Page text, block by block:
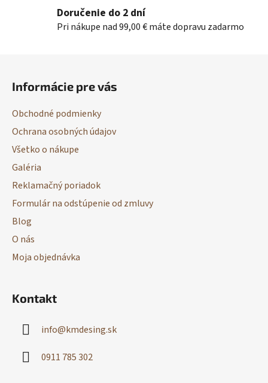
u
Doručenie do 2 dní
Pri nákupe nad 99,00 € máte dopravu zadarmo
Informácie pre vás
Obchodné podmienky
Ochrana osobných údajov
Všetko o nákupe
Galéria
Reklamačný poriadok
Formulár na odstúpenie od zmluvy
Blog
O nás
Moja objednávka
Kontakt
info@kmdesing.sk
0911 785 302